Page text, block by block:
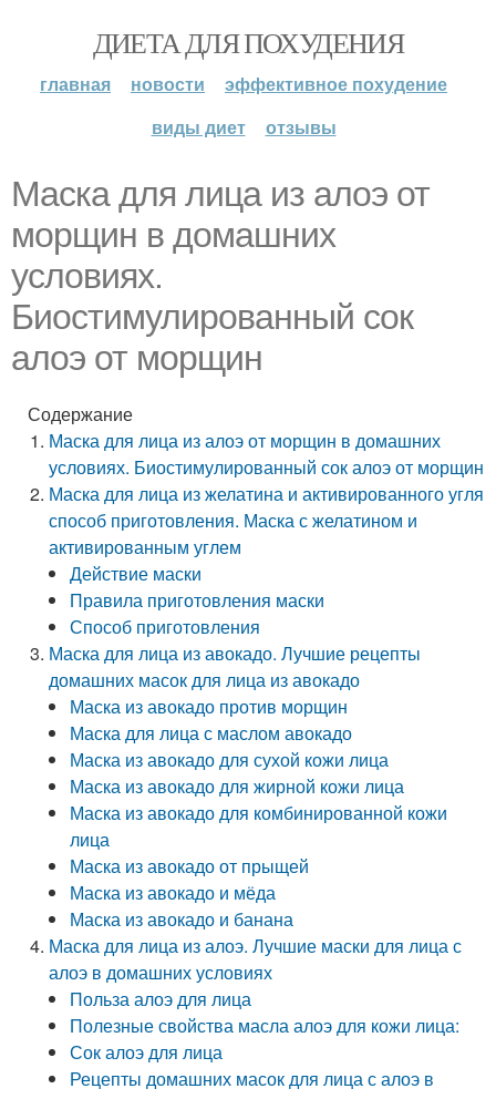
ДИЕТА ДЛЯ ПОХУДЕНИЯ
главная новости
эффективное похудение
виды диет
отзывы
Маска для лица из алоэ от
морщин в домашних
условиях.
Биостимулированный сок
алоэ от морщин
Содержание
Маска для лица из алоэ от морщин в домашних
условиях. Биостимулированный сок алоэ от морщин
Маска для лица из желатина и активированного угля
способ приготовления. Маска с желатином и
активированным углем
Действие маски
Правила приготовления маски
Способ приготовления
Маска для лица из авокадо. Лучшие рецепты
домашних масок для лица из авокадо
Маска из авокадо против морщин
Маска для лица с маслом авокадо
Маска из авокадо для сухой кожи лица
Маска из авокадо для жирной кожи лица
Маска из авокадо для комбинированной кожи
лица
Маска из авокадо от прыщей
Маска из авокадо и мёда
Маска из авокадо и банана
Маска для лица из алоэ. Лучшие маски для лица с
алоэ в домашних условиях
Польза алоэ для лица
Полезные свойства масла алоэ для кожи лица:
Сок алоэ для лица
Рецепты домашних масок для лица с алоэ в